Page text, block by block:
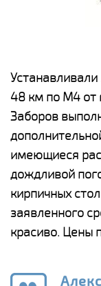
48 км по М4 от
Заборов
имеющиеся
дождливой
кирпичных
заявленного
красиво. Цены